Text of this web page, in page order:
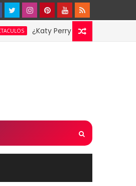
¿Katy Perry en la Gala MET? Estas